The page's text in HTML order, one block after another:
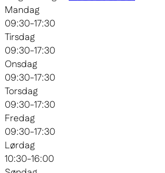
Mandag
09:30-17:30
Tirsdag
09:30-17:30
Onsdag
09:30-17:30
Torsdag
09:30-17:30
Fredag
09:30-17:30
Lørdag
10:30-16:00